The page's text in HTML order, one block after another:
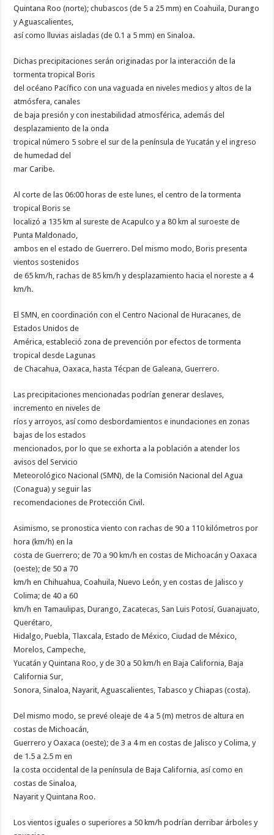
Quintana Roo (norte); chubascos (de 5 a 25 mm) en Coahuila, Durango
y Aguascalientes,
así como lluvias aisladas (de 0.1 a 5 mm) en Sinaloa.
Dichas precipitaciones serán originadas por la interacción de la
tormenta tropical Boris
del océano Pacífico con una vaguada en niveles medios y altos de la
atmósfera, canales
de baja presión y con inestabilidad atmosférica, además del
desplazamiento de la onda
tropical número 5 sobre el sur de la península de Yucatán y el ingreso
de humedad del
mar Caribe.
Al corte de las 06:00 horas de este lunes, el centro de la tormenta
tropical Boris se
localizó a 135 km al sureste de Acapulco y a 80 km al suroeste de
Punta Maldonado,
ambos en el estado de Guerrero. Del mismo modo, Boris presenta
vientos sostenidos
de 65 km/h, rachas de 85 km/h y desplazamiento hacia el noreste a 4
km/h.
El SMN, en coordinación con el Centro Nacional de Huracanes, de
Estados Unidos de
América, estableció zona de prevención por efectos de tormenta
tropical desde Lagunas
de Chacahua, Oaxaca, hasta Técpan de Galeana, Guerrero.
Las precipitaciones mencionadas podrían generar deslaves,
incremento en niveles de
ríos y arroyos, así como desbordamientos e inundaciones en zonas
bajas de los estados
mencionados, por lo que se exhorta a la población a atender los
avisos del Servicio
Meteorológico Nacional (SMN), de la Comisión Nacional del Agua
(Conagua) y seguir las
recomendaciones de Protección Civil.
Asimismo, se pronostica viento con rachas de 90 a 110 kilómetros por
hora (km/h) en la
costa de Guerrero; de 70 a 90 km/h en costas de Michoacán y Oaxaca
(oeste); de 50 a 70
km/h en Chihuahua, Coahuila, Nuevo León, y en costas de Jalisco y
Colima; de 40 a 60
km/h en Tamaulipas, Durango, Zacatecas, San Luis Potosí, Guanajuato,
Querétaro,
Hidalgo, Puebla, Tlaxcala, Estado de México, Ciudad de México,
Morelos, Campeche,
Yucatán y Quintana Roo, y de 30 a 50 km/h en Baja California, Baja
California Sur,
Sonora, Sinaloa, Nayarit, Aguascalientes, Tabasco y Chiapas (costa).
Del mismo modo, se prevé oleaje de 4 a 5 (m) metros de altura en
costas de Michoacán,
Guerrero y Oaxaca (oeste); de 3 a 4 m en costas de Jalisco y Colima, y
de 1.5 a 2.5 m en
la costa occidental de la península de Baja California, así como en
costas de Sinaloa,
Nayarit y Quintana Roo.
Los vientos iguales o superiores a 50 km/h podrían derribar árboles y